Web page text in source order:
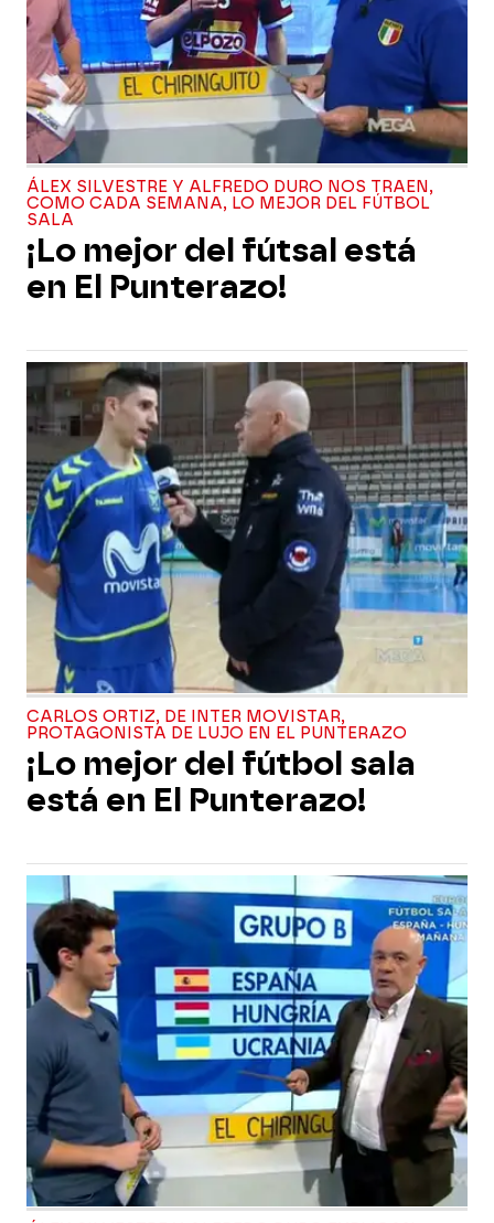
ÁLEX SILVESTRE Y ALFREDO DURO NOS TRAEN,
COMO CADA SEMANA, LO MEJOR DEL FÚTBOL
SALA
¡Lo mejor del fútsal está
en El Punterazo!
CARLOS ORTIZ, DE INTER MOVISTAR,
PROTAGONISTA DE LUJO EN EL PUNTERAZO
¡Lo mejor del fútbol sala
está en El Punterazo!